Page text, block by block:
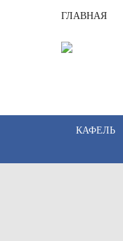
ГЛАВНАЯ
КАФЕЛЬ